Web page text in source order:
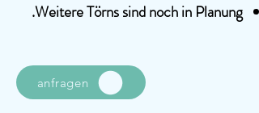
Weitere Törns sind noch in Planung.
anfragen